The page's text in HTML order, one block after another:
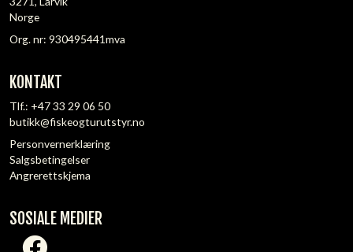
Norge
Org. nr: 930495441mva
KONTAKT
Tlf.: +47 33 29 06 50
butikk@fiskeogturutstyr.no
Personvernerklæring
Salgsbetingelser
Angrerettskjema
SOSIALE MEDIER